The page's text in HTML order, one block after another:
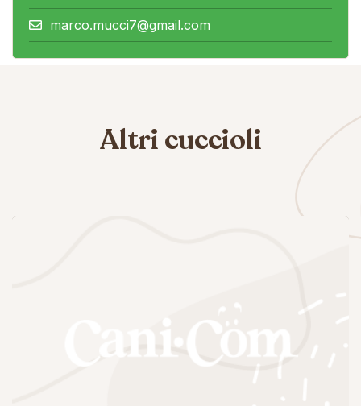
marco.mucci7@gmail.com
Altri cuccioli